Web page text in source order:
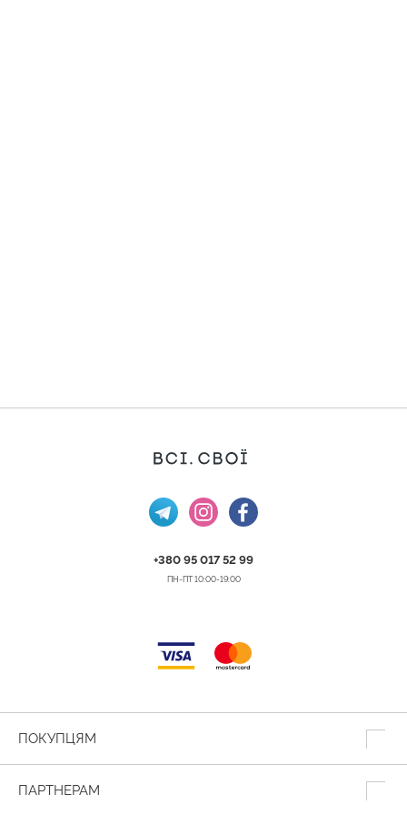
+380 95 017 52 99
ПН-ПТ 10:00-19:00
ПОКУПЦЯМ
ПАРТНЕРАМ